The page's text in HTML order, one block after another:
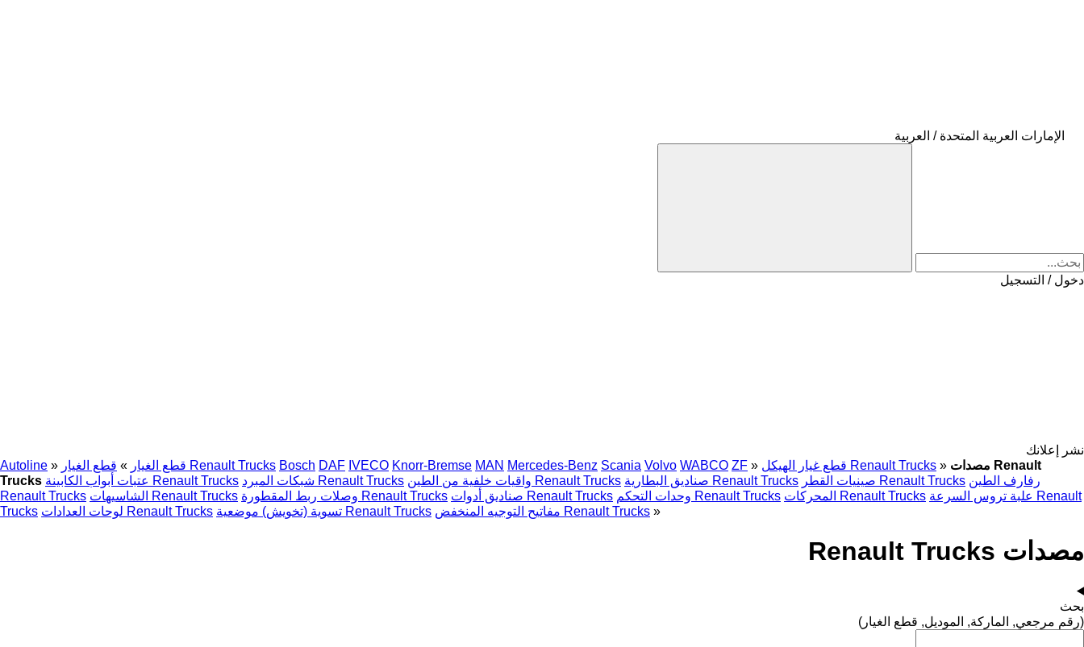
الإمارات العربية المتحدة / العربية
دخول / التسجيل
نشر إعلانك
Autoline » قطع الغيار » قطع الغيار Renault Trucks Bosch DAF IVECO Knorr-Bremse MAN Mercedes-Benz Scania Volvo WABCO ZF » قطع غيار الهيكل Renault Trucks » مصدات Renault
Trucks
عتبات أبواب الكابينة Renault Trucks شبكات المبرد Renault Trucks واقيات خلفية من الطين Renault Trucks صناديق البطارية Renault Trucks صينيات القطر Renault Trucks رفارف الطين
Renault Trucks
الشاسيهات Renault Trucks وصلات ربط المقطورة Renault Trucks صناديق أدوات Renault Trucks وحدات التحكم Renault Trucks المحركات Renault Trucks علبة تروس السرعة Renault
Trucks
لوحات العدادات Renault Trucks تسوية (تخويش) موضعية Renault Trucks مفاتيح التوجيه المنخفض Renault Trucks »
مصدات Renault Trucks
بحث
(رقم مرجعي, الماركة, الموديل, قطع الغيار)